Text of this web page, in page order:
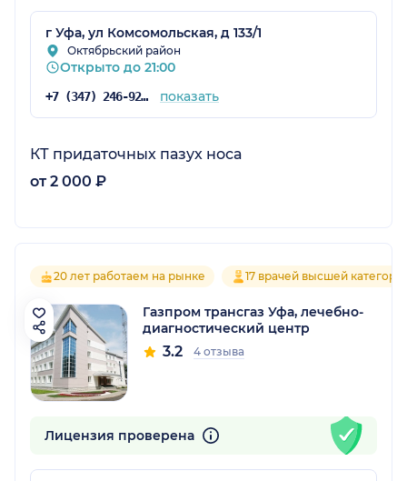
г Уфа, ул Комсомольская, д 133/1
Октябрьский район
Открыто до 21:00
+7 (347) 246-92-91 показать
КТ придаточных пазух носа
от 2 000 ₽
20 лет работаем на рынке 17 врачей высшей
Газпром трансгаз Уфа, лечебно-
диагностический центр
3.2 4 отзыва
Лицензия проверена